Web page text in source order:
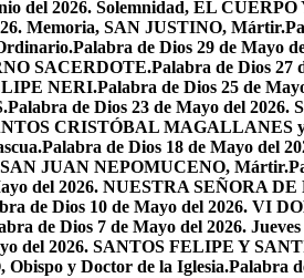
del 2026. Solemnidad, EL
Memoria, SAN JUSTINO, Mártir.
Palabra de Dios 29 de Mayo
SACERDOTE.Palabra de Dios 27
NERI.Palabra de Dios 25 de
Palabra de Dios 23 de Mayo del 2026.
CRISTÓBAL MAGALLANES
Palabra de Dios 18 de Mayo del
SAN JUAN NEPOMUCENO, Mártir.
del 2026. NUESTRA SEÑORA
de Dios 10 de Mayo del 2026. VI
de Dios 7 de Mayo del 2026.
del 2026. SANTOS FELIPE Y
y Doctor de la Iglesia.Palabra